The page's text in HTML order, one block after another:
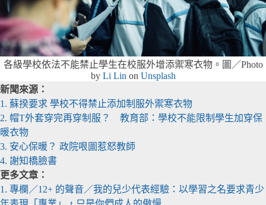
各級學校依法不能禁止學生在校服外增添禦寒衣物。圖／Photo
by Li Lin on Unsplash
新聞來源：
1. 蘇揆要求 學校不得禁止添加制服外禦寒衣物
2. 帽T外套穿完再穿制服？ 教育部：學校不能限制學生加穿保
暖衣物
3. 安心保暖？ 政院哏圖惹怒教師
4. 謝知橋臉書
更多文章：
1. 專欄／12+ 的聲音／我的兒少代表經驗：以學習之名要求青少